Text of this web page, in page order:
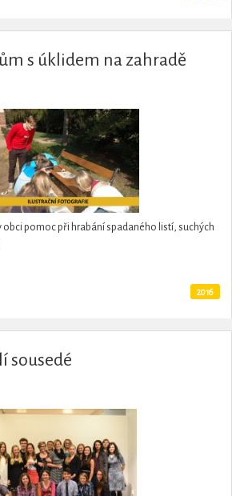
s úklidem na zahradě
obci pomoc při hrabání spadaného listí, suchých
2016
sousedé